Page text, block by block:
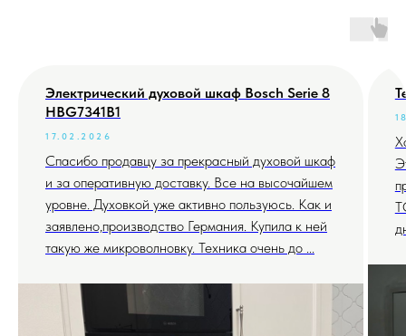
Электрический духовой шкаф Bosch Serie 8
HBG7341B1
17.02.2026
Спасибо продавцу за прекрасный духовой шкаф
и за оперативную доставку. Все на высочайшем
уровне. Духовкой уже активно пользуюсь. Как и
заявлено,производство Германия. Купила к ней
такую же микроволновку. Техника очень до ...